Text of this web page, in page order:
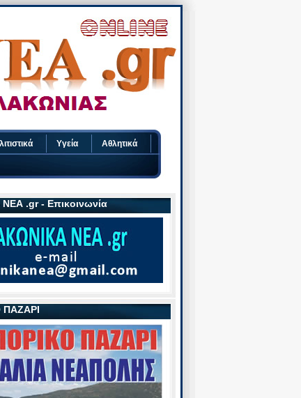
.gr - Επικοινωνία
Υγεία Αθλητικά